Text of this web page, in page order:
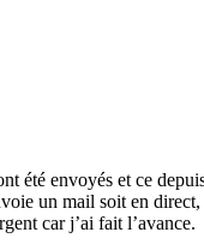
été envoyés et ce
un mail soit en
car j’ai fait l’avance.